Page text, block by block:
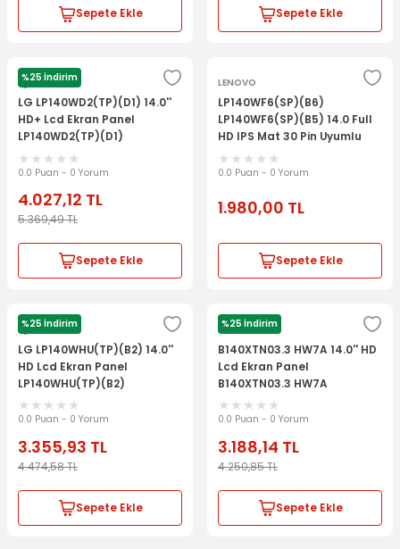
Sepete Ekle Sepete Ekle
%25 İndirim
Lg
LG LP140WD2(TP)(D1) 14.0''
HD+ Lcd Ekran Panel
LP140WD2(TP)(D1)
0.0 Puan - 0 Yorum
4.027,12 TL
5.369,49TL
Sepete Ekle
LENOVO
LP140WF6(SP)(B6)
LP140WF6(SP)(B5) 14.0 Full
HD IPS Mat 30 Pin Uyumlu
Laptop Ekran Lcd Panel
0.0 Puan - 0 Yorum
1.980,00 TL
Sepete Ekle
%25 İndirim
Lg
LG LP140WHU(TP)(B2) 14.0''
HD Lcd Ekran Panel
LP140WHU(TP)(B2)
0.0 Puan - 0 Yorum
3.355,93 TL
4.474,58TL
Sepete Ekle
%25 İndirim
B140XTN03.3 HW7A 14.0'' HD
Lcd Ekran Panel
B140XTN03.3 HW7A
0.0 Puan - 0 Yorum
3.188,14 TL
4.250,85TL
Sepete Ekle